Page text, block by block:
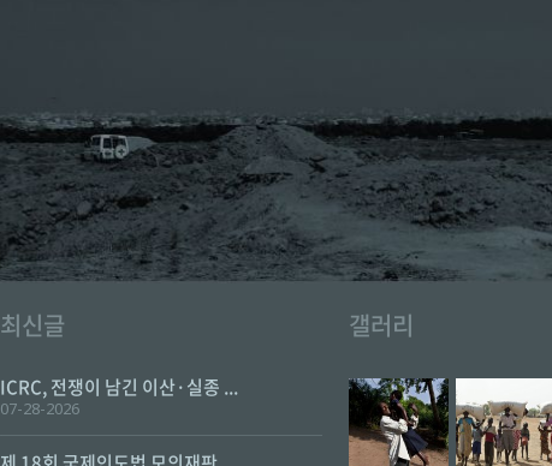
최신글
ICRC, 전쟁이 남긴 이산·실종 ...
07-28-2026
갤러리